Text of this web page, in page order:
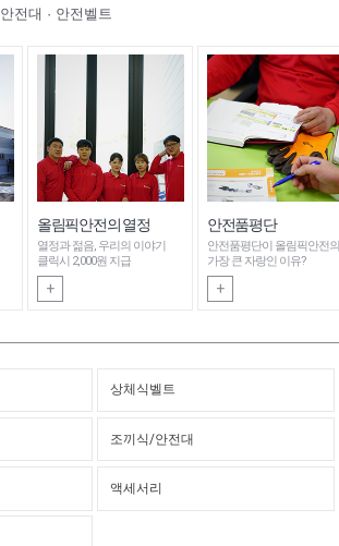
안전대 · 안전벨트
올림픽안전의 열정
열정과 젊음, 우리의 이야기
클릭시 2,000원 지급
+
안전품평단
안전품평단이 올림픽안전의
가장 큰 자랑인 이유?
+
상체식벨트
조끼식/안전대
액세서리